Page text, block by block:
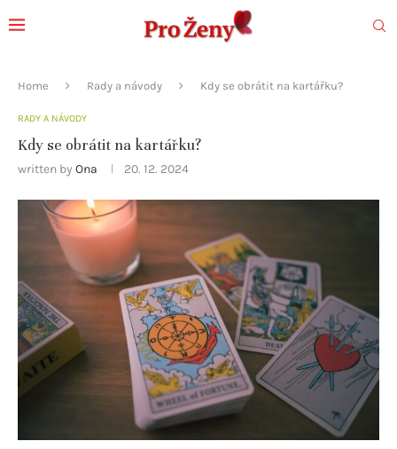
Home Rady a návody Kdy se obrátit na kartářku?
RADY A NÁVODY
Kdy se obrátit na kartářku?
written by Ona 20. 12. 2024